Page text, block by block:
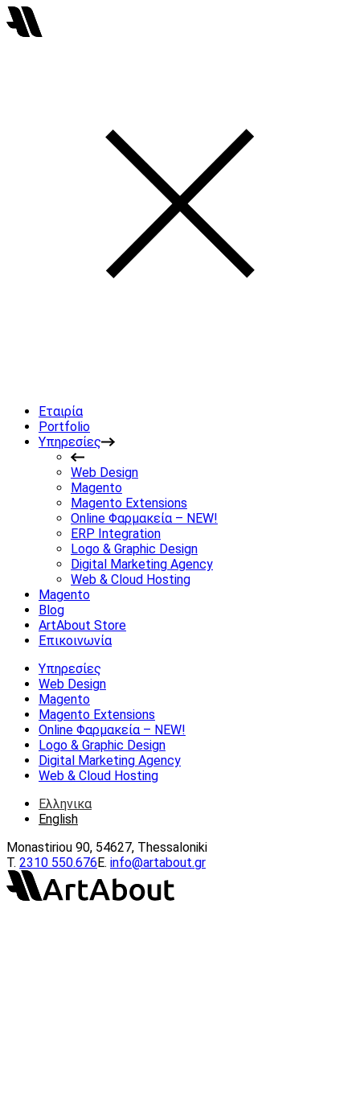
Εταιρία
Portfolio
Υπηρεσίες
Web Design
Magento
Magento Extensions
Online Φαρμακεία – NEW!
ERP Integration
Logo & Graphic Design
Digital Marketing Agency
Web & Cloud Hosting
Magento
Blog
ArtAbout Store
Επικοινωνία
Υπηρεσίες
Web Design
Magento
Magento Extensions
Online Φαρμακεία – ΝEW!
Logo & Graphic Design
Digital Marketing Agency
Web & Cloud Hosting
Ελληνικα
English
Monastiriou 90, 54627, Thessaloniki
Τ. 2310 550.676E. info@artabout.gr